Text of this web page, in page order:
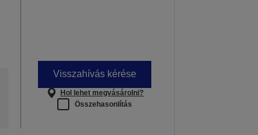
Visszahívás kérése
Hol lehet megvásárolni?
Összehasonlítás